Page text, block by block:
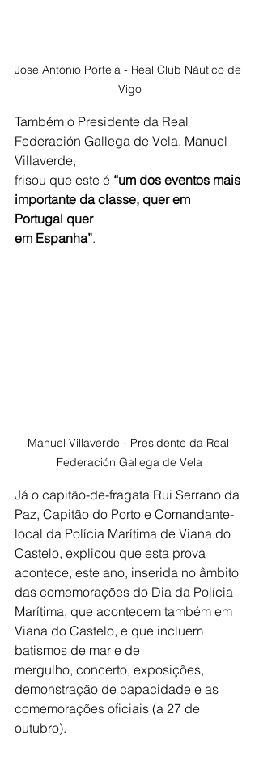
Jose Antonio Portela - Real Club Náutico de
Vigo
Também o Presidente da Real
Federación Gallega de Vela, Manuel
Villaverde,
frisou que este é “um dos eventos mais
importante da classe, quer em
Portugal quer
em Espanha”.
Manuel Villaverde - Presidente da Real
Federación Gallega de Vela
Já o capitão-de-fragata Rui Serrano da
Paz, Capitão do Porto e Comandante-
local da Polícia Marítima de Viana do
Castelo, explicou que esta prova
acontece, este ano, inserida no âmbito
das comemorações do Dia da Polícia
Marítima, que acontecem também em
Viana do Castelo, e que incluem
batismos de mar e de
mergulho, concerto, exposições,
demonstração de capacidade e as
comemorações oficiais (a 27 de
outubro).